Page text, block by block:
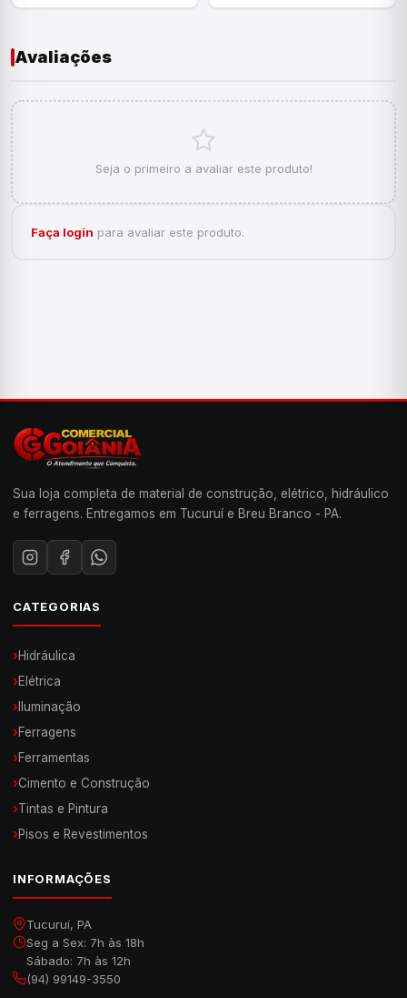
Avaliações
Seja o primeiro a avaliar este produto!
Faça login para avaliar este produto.
Sua loja completa de material de construção, elétrico, hidráulico
e ferragens. Entregamos em Tucuruí e Breu Branco - PA.
CATEGORIAS
›Hidráulica
›Elétrica
› Iluminação
›Ferragens
›Ferramentas
›Cimento e Construção
›Tintas e Pintura
›Pisos e Revestimentos
INFORMAÇÕES
Tucuruí, PA
Seg a Sex: 7h às 18h
Sábado: 7h às 12h
(94) 99149-3550